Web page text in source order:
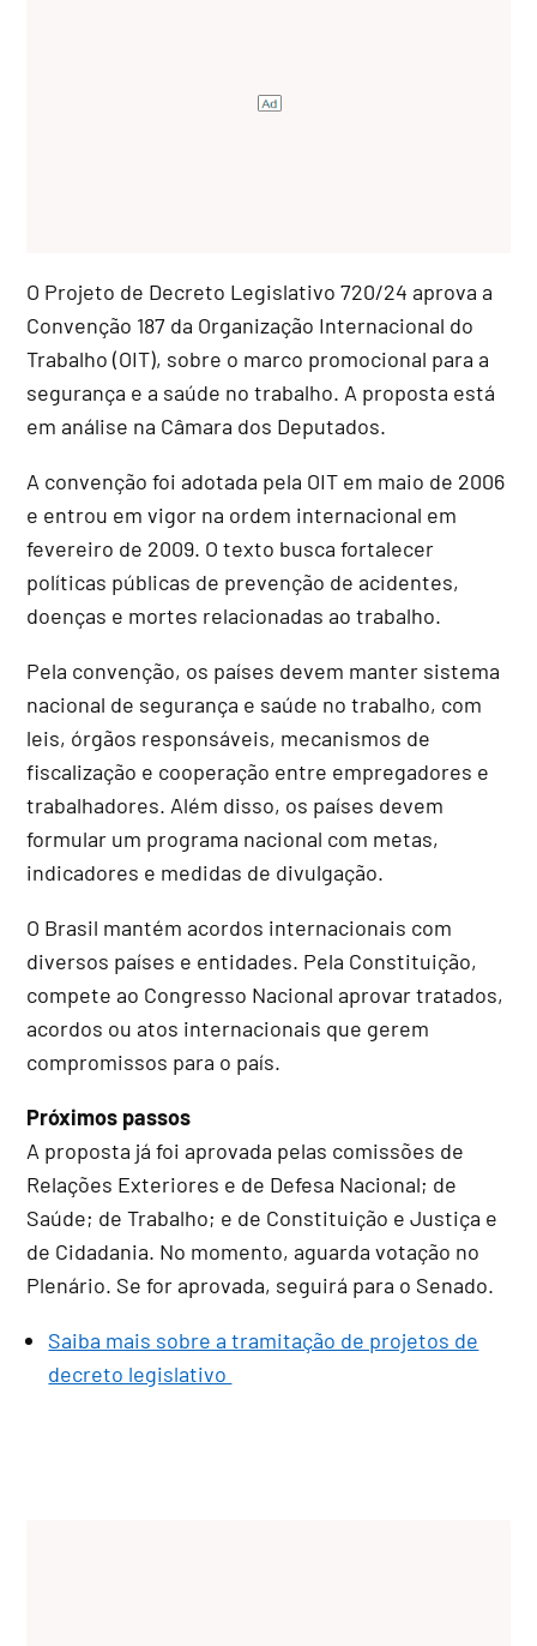
O Projeto de Decreto Legislativo 720/24 aprova a
Convenção 187 da Organização Internacional do
Trabalho (OIT), sobre o marco promocional para a
segurança e a saúde no trabalho. A proposta está
em análise na Câmara dos Deputados.
A convenção foi adotada pela OIT em maio de 2006
e entrou em vigor na ordem internacional em
fevereiro de 2009. O texto busca fortalecer
políticas públicas de prevenção de acidentes,
doenças e mortes relacionadas ao trabalho.
Pela convenção, os países devem manter sistema
nacional de segurança e saúde no trabalho, com
leis, órgãos responsáveis, mecanismos de
fiscalização e cooperação entre empregadores e
trabalhadores. Além disso, os países devem
formular um programa nacional com metas,
indicadores e medidas de divulgação.
O Brasil mantém acordos internacionais com
diversos países e entidades. Pela Constituição,
compete ao Congresso Nacional aprovar tratados,
acordos ou atos internacionais que gerem
compromissos para o país.
Próximos passos
A proposta já foi aprovada pelas comissões de
Relações Exteriores e de Defesa Nacional; de
Saúde; de Trabalho; e de Constituição e Justiça e
de Cidadania. No momento, aguarda votação no
Plenário. Se for aprovada, seguirá para o Senado.
Saiba mais sobre a tramitação de projetos de
decreto legislativo